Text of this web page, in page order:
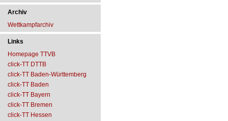
Archiv
Wettkampfarchiv
Links
Homepage TTVB
click-TT DTTB
click-TT Baden-Württemberg
click-TT Baden
click-TT Bayern
click-TT Bremen
click-TT Hessen